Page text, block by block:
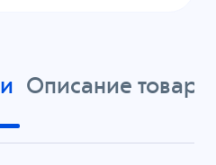
Описание товара